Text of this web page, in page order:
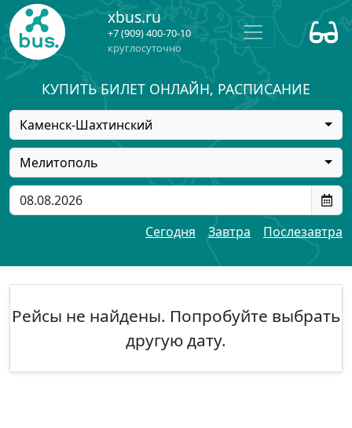
xbus.ru
+7 (909) 400-70-10
круглосуточно
КУПИТЬ БИЛЕТ ОНЛАЙН, РАСПИСАНИЕ
Каменск-Шахтинский
Мелитополь
Сегодня Завтра Послезавтра
Рейсы не найдены. Попробуйте выбрать
другую дату.